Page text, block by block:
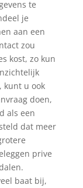
te
je
aan een
zou
kost, zo kun
kunt u ook
doen,
als een
dat meer
prive
baat bij,